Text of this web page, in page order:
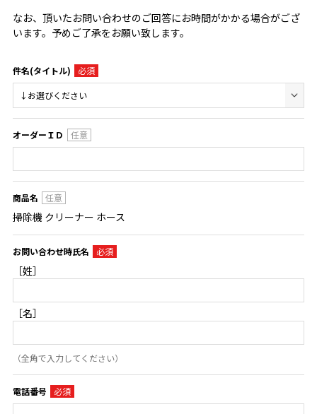
なお、頂いたお問い合わせのご回答にお時間がかかる場合がござ
います。予めご了承をお願い致します。
件名(タイトル)
オーダーＩＤ
商品名
掃除機 クリーナー ホース
お問い合わせ時氏名
［姓］
［名］
（全角で入力してください）
電話番号